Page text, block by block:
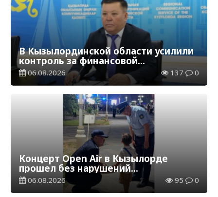
В Кызылординской области усилили
контроль за финансовой
дисциплиной
06.08.2026 137 0
Концерт Open Air в Кызылорде
прошел без нарушений
общественного порядка
06.08.2026 95 0